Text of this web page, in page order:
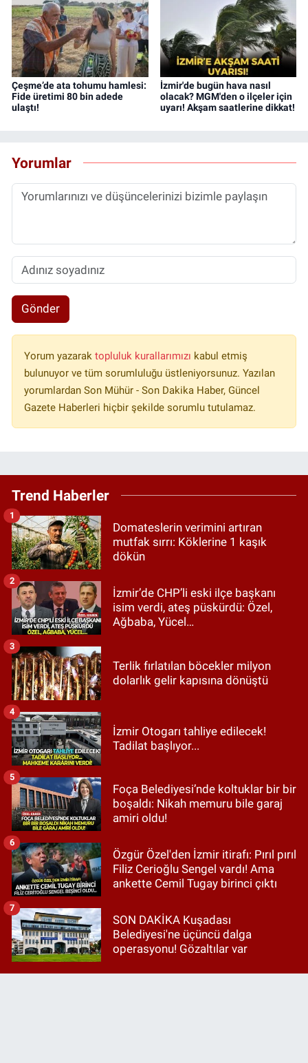
Çeşme’de ata tohumu hamlesi:
Fide üretimi 80 bin adede
ulaştı!
İzmir'de bugün hava nasıl
olacak? MGM'den o ilçeler için
uyarı! Akşam saatlerine dikkat!
Yorumlar
Gönder
Yorum yazarak topluluk kurallarımızı kabul etmiş
bulunuyor ve tüm sorumluluğu üstleniyorsunuz. Yazılan
yorumlardan Son Mühür - Son Dakika Haber, Güncel
Gazete Haberleri hiçbir şekilde sorumlu tutulamaz.
Trend Haberler
Domateslerin verimini artıran
mutfak sırrı: Köklerine 1 kaşık
dökün
1
İzmir’de CHP’li eski ilçe başkanı
isim verdi, ateş püskürdü: Özel,
Ağbaba, Yücel…
2
Terlik fırlatılan böcekler milyon
dolarlık gelir kapısına dönüştü
3
İzmir Otogarı tahliye edilecek!
Tadilat başlıyor...
4
Foça Belediyesi’nde koltuklar bir bir
boşaldı: Nikah memuru bile garaj
amiri oldu!
5
Özgür Özel'den İzmir itirafı: Pırıl pırıl
Filiz Cerioğlu Sengel vardı! Ama
ankette Cemil Tugay birinci çıktı
6
SON DAKİKA Kuşadası
Belediyesi'ne üçüncü dalga
operasyonu! Gözaltılar var
7